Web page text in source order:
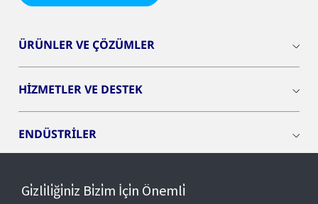
ÜRÜNLER VE ÇÖZÜMLER
HİZMETLER VE DESTEK
ENDÜSTRİLER
Gi̇zli̇li̇ği̇ni̇z Bi̇zi̇m İçi̇n Önemli̇